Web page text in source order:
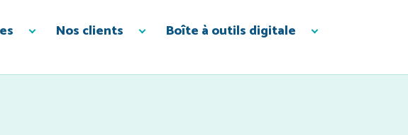
Nos clients
Boîte à outils digitale